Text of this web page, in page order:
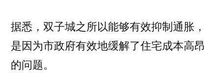
据悉，双子城之所以能够有效抑制通胀，
是因为市政府有效地缓解了住宅成本高昂
的问题。